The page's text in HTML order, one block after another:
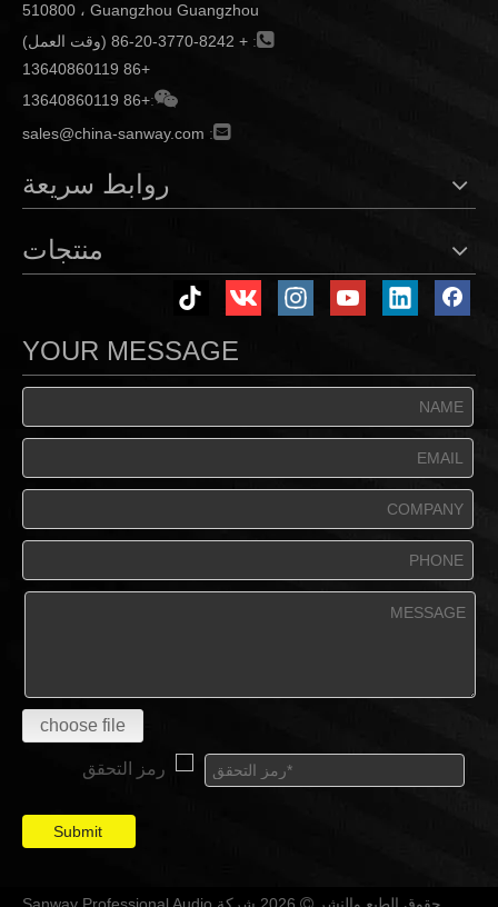
510800 ، Guangzhou Guangzhou

: + 86-20-3770-8242 (وقت العمل)
+86 13640860119

:
+86 13640860119

:
sales@china-sanway.com
روابط سريعة
منتجات
YOUR MESSAGE
choose file
Submit
